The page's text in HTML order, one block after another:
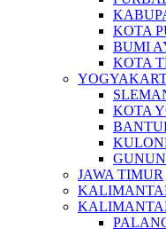
KOTA
BUMI
KOTA
KOTA
JAWA TIMUR